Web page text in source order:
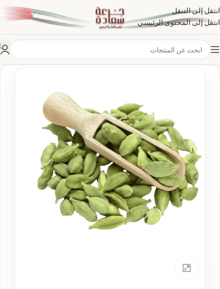
انتقل إلى التنقل
انتقل إلى المحتوى الرئيسي